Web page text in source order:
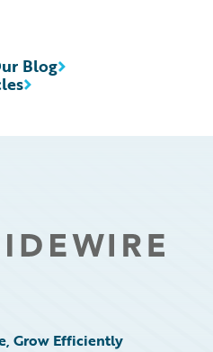
Blog
Grow Efficiently